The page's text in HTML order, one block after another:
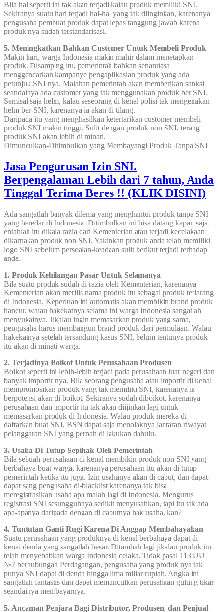
Bila hal seperti ini tak akan terjadi kalau produk memiliki SNI.
Sekiranya suatu hari terjadi hal-hal yang tak diinginkan, karenanya
pengusaha pembuat produk dapat lepas tanggung jawab karena
produk nya sudah terstandarisasi.
5. Meningkatkan Bahkan Customer Untuk Membeli Produk
Makin hari, warga Indonesia makin mahir dalam menetapkan
produk. Disamping itu, pemerintah bahkan senantiasa
menggencarkan kampanye pengaplikasian produk yang ada
petunjuk SNI nya. Malahan pemerintah akan memberikan sanksi
seandainya ada customer yang tak menggunakan produk ber SNI.
Semisal saja helm, kalau seseorang di kenal polisi tak mengenakan
helm ber-SNI, karenanya ia akan di tilang.
Daripada itu yang menghasilkan ketertarikan customer membeli
produk SNI makin tinggi. Sulit dengan produk non SNI, terang
produk SNI akan lebih di minati.
Dimunculkan-Ditimbulkan yang Membayangi Produk Tanpa SNI
Jasa Pengurusan Izin SNI.
Berpengalaman Lebih dari 7 tahun, Anda
Tinggal Terima Beres !! (KLIK DISINI)
Ada sangatlah banyak dilema yang menghantui produk tanpa SNI
yang beredar di Indonesia. Ditimbulkan ini bisa datang kapan saja,
entahlah itu dikala razia dari Kementerian atau terjadi kecelakaan
dikarnakan produk non SNI. Yakinkan produk anda telah memiliki
logo SNI sebelum persoalan-keadaan sulit berikut terjadi terhadap
anda.
1. Produk Kehilangan Pasar Untuk Selamanya
Bila suatu produk sudah di razia oleh Kementerian, karenanya
Kementerian akan merilis nama produk itu sebagai produk terlarang
di Indonesia. Keperluan ini automatis akan membikin brand produk
hancur, walau hakekatnya selama ini warga Indonesia sangatlah
menyukainya. Jikalau ingin memasarkan produk yang sama,
pengusaha harus membangun brand produk dari permulaan. Walau
hakekatnya setelah tersandung kasus SNI, belum tentunya produk
itu akan di minati warga.
2. Terjadinya Boikot Untuk Perusahaan Produsen
Boikot seperti ini lebih-lebih terjadi pada perusahaan luar negeri dan
banyak importir nya. Bila seorang pengusaha atau importir di kenal
mempromosikan produk yang tak memiliki SNI, karenanya ia
berpotensi akan di boikot. Sekiranya sudah diboikot, karenanya
perusahaan dan importir itu tak akan diijinkan lagi untuk
memasarkan produk di Indonesia. Walau produk mereka di
daftarkan buat SNI, BSN dapat saja menolaknya lantaran riwayat
pelanggaran SNI yang pernah di lakukan dahulu.
3. Usaha Di Tutup Sepihak Oleh Pemerintah
Bila sebuah perusahaan di kenal membikin produk non SNI yang
berbahaya buat warga, karenanya perusahaan itu akan di tutup
pemerintah ketika itu juga. Izin usahanya akan di cabut, dan dapat-
dapat sang pengusaha di-blacklist karenanya tak bisa
meregistrasikan usaha apa malah lagi di Indonesia. Mengurus
registrasi SNI sesungguhnya sedikit menyusahkan, tapi itu tak ada
apa-apanya daripada dengan di cabutnya hak usaha, kan?
4. Tuntutan Ganti Rugi Karena Di Anggap Membahayakan
Suatu perusahaan yang produknya di kenal berbahaya dapat di
kenai denda yang sangatlah besar. Ditambah lagi jikalau produk itu
telah menyebabkan warga Indonesia celaka. Tidak pasal 113 UU
№7 berhubungan Perdagangan, pengusaha yang produk nya tak
punya SNI dapat di denda hingga lima miliar rupiah. Angka ini
sangatlah fantastis dan dapat memunculkan perusahaan gulung tikar
seandainya membayarnya.
5. Ancaman Penjara Bagi Distributor, Produsen, dan Penjual